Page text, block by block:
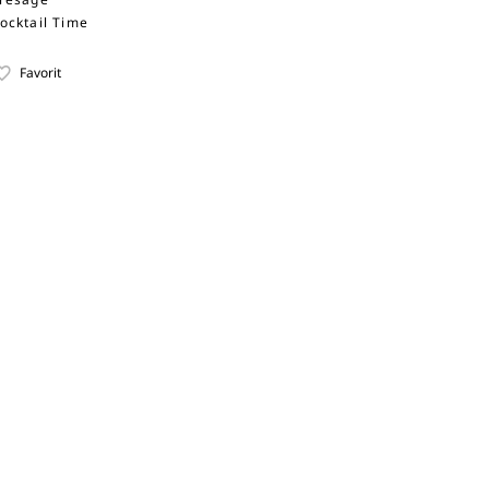
Time
Favorit